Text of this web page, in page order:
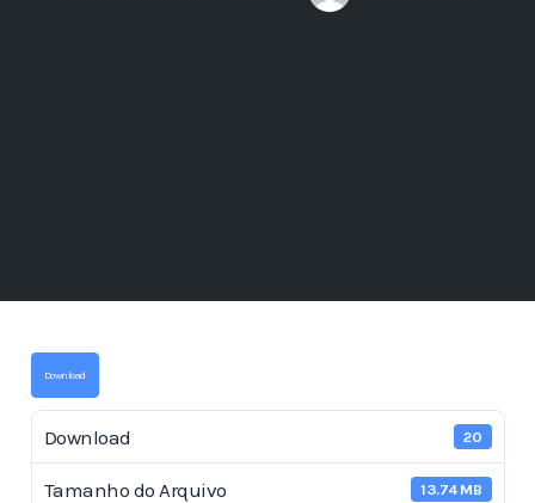
Download
Download 20
Tamanho do Arquivo 13.74 MB